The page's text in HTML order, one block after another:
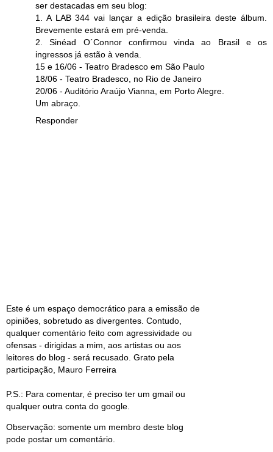
ser destacadas em seu blog:
1. A LAB 344 vai lançar a edição brasileira deste álbum.
Brevemente estará em pré-venda.
2. Sinéad O´Connor confirmou vinda ao Brasil e os
ingressos já estão à venda.
15 e 16/06 - Teatro Bradesco em São Paulo
18/06 - Teatro Bradesco, no Rio de Janeiro
20/06 - Auditório Araújo Vianna, em Porto Alegre.
Um abraço.
Responder
Este é um espaço democrático para a emissão de
opiniões, sobretudo as divergentes. Contudo,
qualquer comentário feito com agressividade ou
ofensas - dirigidas a mim, aos artistas ou aos
leitores do blog - será recusado. Grato pela
participação, Mauro Ferreira
P.S.: Para comentar, é preciso ter um gmail ou
qualquer outra conta do google.
Observação: somente um membro deste blog
pode postar um comentário.